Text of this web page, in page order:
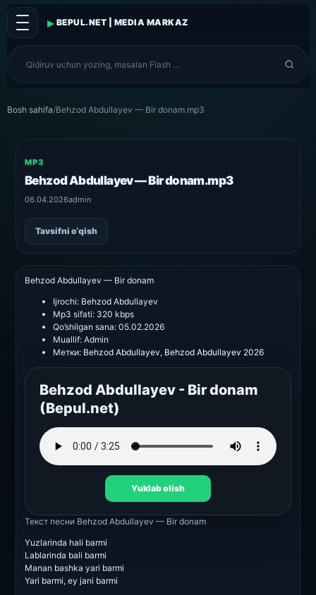
▸ BEPUL.NET | MEDIA MARKAZ
Bosh sahifa/Behzod Abdullayev — Bir donam.mp3
MP3
Behzod Abdullayev — Bir donam.mp3
06.04.2026admin
Tavsifni o‘qish
Behzod Abdullayev — Bir donam
Ijrochi: Behzod Abdullayev
Mp3 sifati: 320 kbps
Qo’shilgan sana: 05.02.2026
Muallif: Admin
Метки: Behzod Abdullayev, Behzod Abdullayev 2026
Behzod Abdullayev - Bir donam
(Bepul.net)
Yuklab olish
Текст песни Behzod Abdullayev — Bir donam
Yuzlarinda hali barmi
Lablarinda bali barmi
Manan bashka yari barmi
Yari barmi, ey jani barmi